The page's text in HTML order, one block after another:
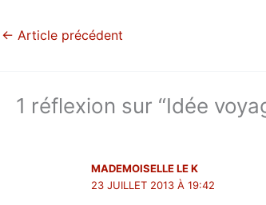
← Article précédent
1 réflexion sur “Idée
MADEMOISELLE LE K
23 JUILLET 2013 À 19:42